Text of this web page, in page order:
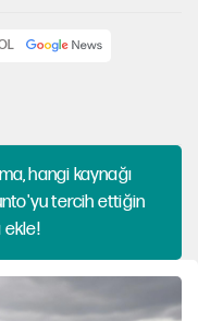
hangi kaynağı
tercih ettiğin
ekle!